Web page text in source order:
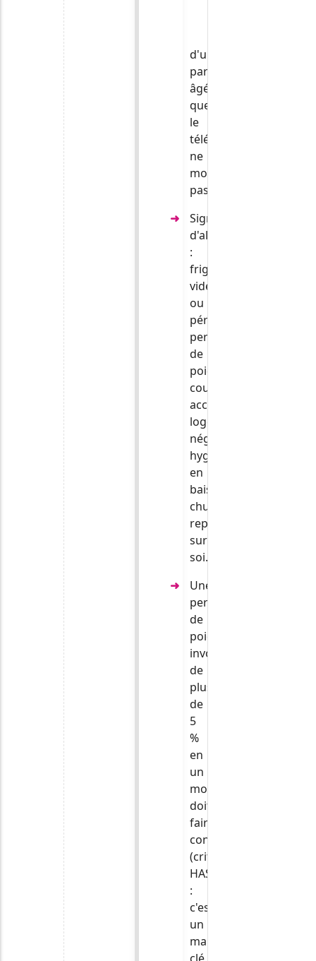
d'un
parent
âgé,
que
le
téléphone
ne
montre
pas.
Signaux
d'alerte
:
frigo
vide
ou
périmé,
perte
de
poids,
courrier
accumulé,
logement
négligé,
hygiène
en
baisse,
chutes,
repli
sur
soi.
Une
perte
de
poids
involontaire
de
plus
de
5
%
en
un
mois
doit
faire
consulter
(critère
HAS)
:
c'est
un
marqueur